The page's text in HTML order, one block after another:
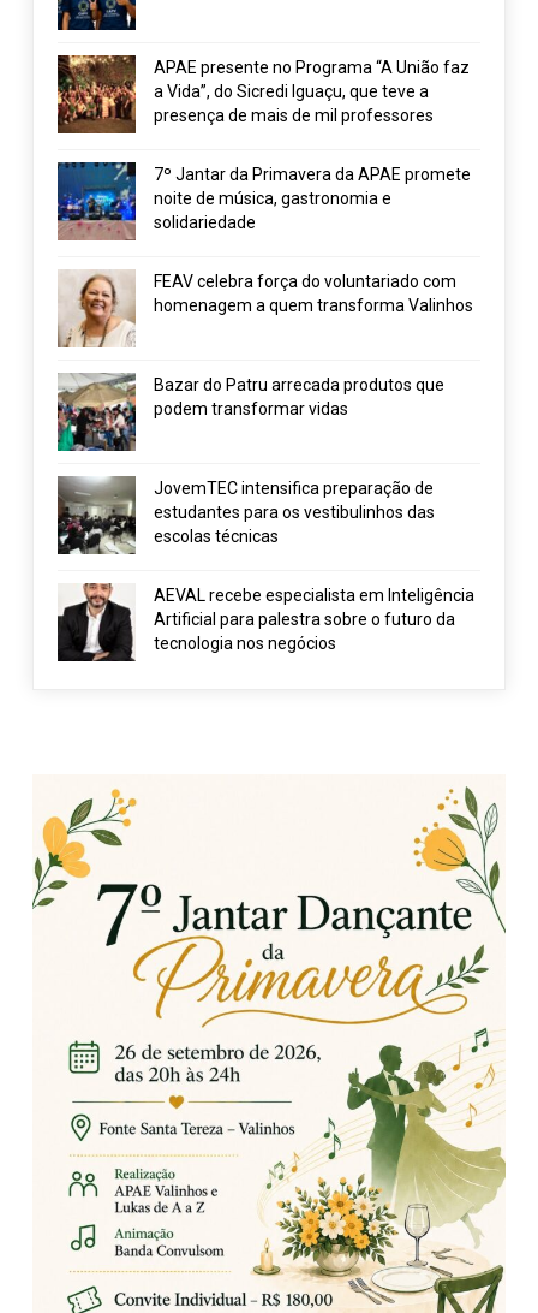
APAE presente no Programa “A União faz
a Vida”, do Sicredi Iguaçu, que teve a
presença de mais de mil professores
7º Jantar da Primavera da APAE promete
noite de música, gastronomia e
solidariedade
FEAV celebra força do voluntariado com
homenagem a quem transforma Valinhos
Bazar do Patru arrecada produtos que
podem transformar vidas
JovemTEC intensifica preparação de
estudantes para os vestibulinhos das
escolas técnicas
AEVAL recebe especialista em Inteligência
Artificial para palestra sobre o futuro da
tecnologia nos negócios